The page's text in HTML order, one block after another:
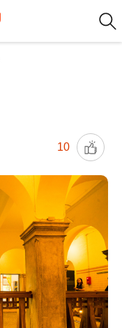
10